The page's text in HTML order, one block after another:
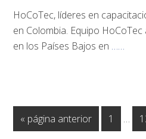
HoCoTec, líderes en
en Colombia. Equipo
en los Países Bajos en ……
« Ir
a
página anterior Página
1 …